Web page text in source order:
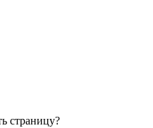
страницу?